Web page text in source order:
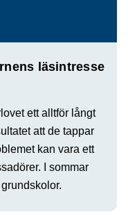
läsintresse
ett alltför långt
att de tappar
kan vara ett
I sommar